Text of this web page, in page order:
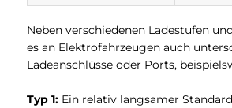
Neben verschiedenen Ladestufen
es an Elektrofahrzeugen auch
Ladeanschlüsse oder Ports,
Typ 1: Ein relativ langsamer